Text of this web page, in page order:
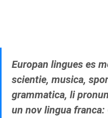
Europan lingues es
scientie, musica,
grammatica, li
un nov lingua